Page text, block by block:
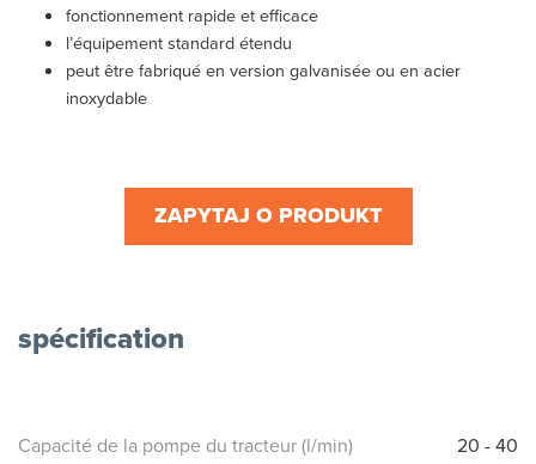
fonctionnement rapide et efficace
l’équipement standard étendu
peut être fabriqué en version galvanisée ou en acier
inoxydable
ZAPYTAJ O PRODUKT
spécification
Capacité de la pompe du tracteur (l/min) 20 - 40